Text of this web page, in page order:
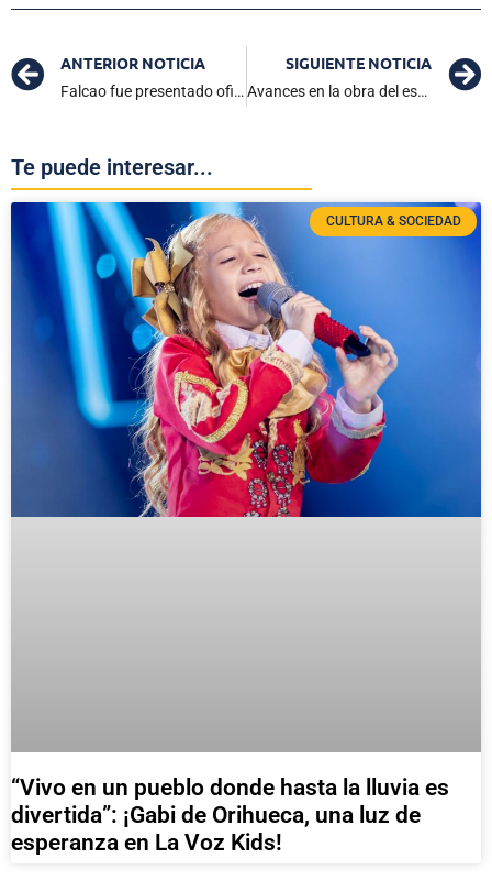
ANTERIOR NOTICIA
Falcao fue presentado oficialmente como jugador de Millonarios
SIGUIENTE NOTICIA
Avances en la obra del estadio Julio Silva Bolaño superan el 65%
Te puede interesar...
CULTURA & SOCIEDAD
“Vivo en un pueblo donde hasta la lluvia es
divertida”: ¡Gabi de Orihueca, una luz de
esperanza en La Voz Kids!